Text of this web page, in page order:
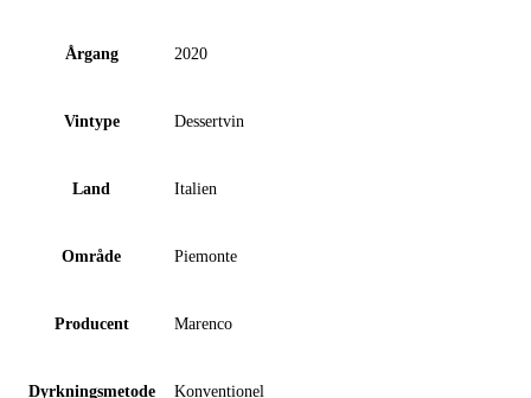
Årgang 2020
Vintype Dessertvin
Land Italien
Område Piemonte
Producent Marenco
Dyrkningsmetode Konventionel